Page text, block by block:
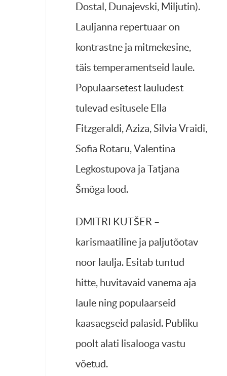
Dostal, Dunajevski, Miljutin).
Lauljanna repertuaar on
kontrastne ja mitmekesine,
täis temperamentseid laule.
Populaarsetest lauludest
tulevad esitusele Ella
Fitzgeraldi, Aziza, Silvia Vraidi,
Sofia Rotaru, Valentina
Legkostupova ja Tatjana
Šmõga lood.
DMITRI KUTŠER –
karismaatiline ja paljutõotav
noor laulja. Esitab tuntud
hitte, huvitavaid vanema aja
laule ning populaarseid
kaasaegseid palasid. Publiku
poolt alati lisalooga vastu
võetud.